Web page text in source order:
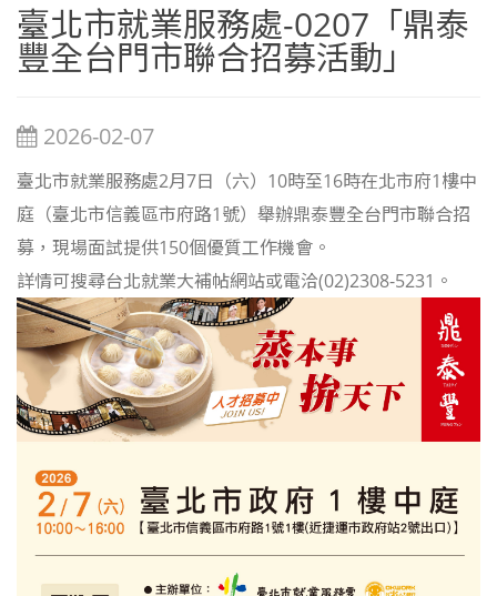
臺北市就業服務處-0207「鼎泰
豐全台門市聯合招募活動」
2026-02-07
臺北市就業服務處2月7日（六）10時至16時在北市府1樓中
庭（臺北市信義區市府路1號）舉辦鼎泰豐全台門市聯合招
募，現場面試提供150個優質工作機會。
詳情可搜尋台北就業大補帖網站或電洽(02)2308-5231。